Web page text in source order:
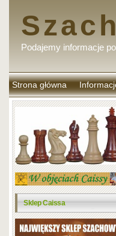
Podajemy informacje
Strona główna
Sklep Caissa